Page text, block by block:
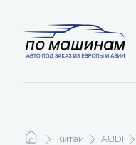
Китай AUDI